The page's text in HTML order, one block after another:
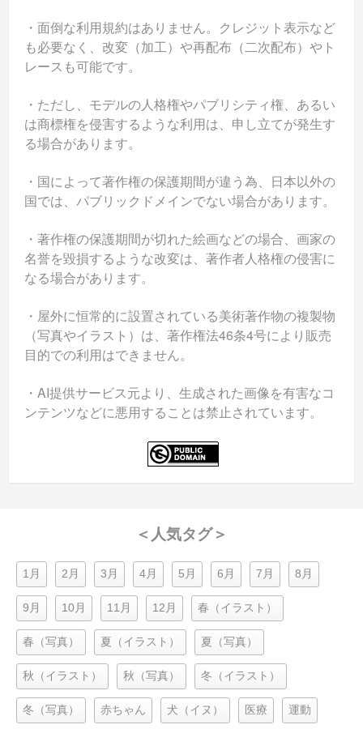
・面倒な利用規約はありません。クレジット表示など
も必要なく、改変（加工）や再配布（二次配布）やト
レースも可能です。
・ただし、モデルの人格権やパブリシティ権、あるい
は商標権を侵害するような利用は、申し立てが発生す
る場合があります。
・国によって著作権の保護期間が違う為、日本以外の
国では、パブリックドメインでない場合があります。
・著作権の保護期間が切れた絵画などの場合、画家の
名誉を毀損するような改変は、著作者人格権の侵害に
なる場合があります。
・屋外に恒常的に設置されている美術著作物の複製物
（写真やイラスト）は、著作権法46条4号により販売
目的での利用はできません。
・AI提供サービス元より、生成された画像を有害なコ
ンテンツなどに悪用することは禁止されています。
＜人気タグ＞
1月 2月 3月 4月 5月 6月 7月 8月
9月 10月 11月 12月 春（イラスト）
春（写真） 夏（イラスト） 夏（写真）
秋（イラスト） 秋（写真） 冬（イラスト）
冬（写真） 赤ちゃん 犬（イヌ） 医療 運動